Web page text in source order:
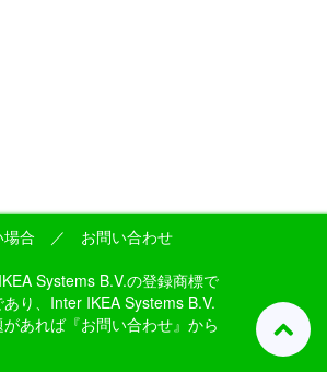
合 ／ お問い合わせ
Systems B.V.の登録商標で
り、Inter IKEA Systems B.V.
あれば『お問い合わせ』から